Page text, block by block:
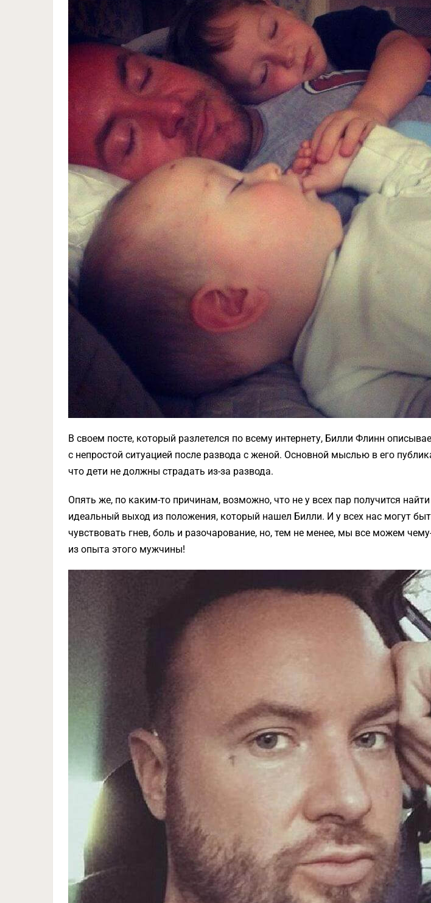
В своем посте, который разлетелся по всему интернету, Билли Флинн
с непростой ситуацией после развода с женой. Основной мыслью в его
что дети не должны страдать из-за развода.
Опять же, по каким-то причинам, возможно, что не у всех пар получится
идеальный выход из положения, который нашел Билли. И у всех нас могут
чувствовать гнев, боль и разочарование, но, тем не менее, мы все можем
из опыта этого мужчины!